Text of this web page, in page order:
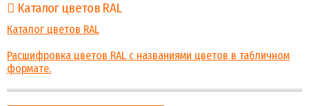
Каталог цветов RAL
Каталог цветов RAL
Расшифровка цветов RAL с названиями цветов в табличном
формате.